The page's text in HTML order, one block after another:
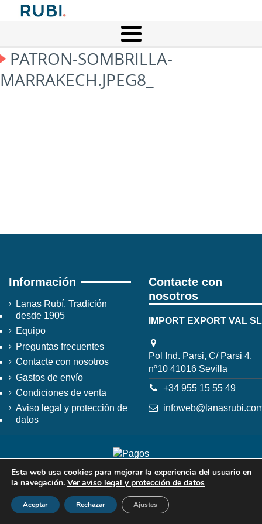
PATRON-SOMBRILLA-
MARRAKECH.JPEG8_
Información
Lanas Rubí. Tradición
desde 1905
Equipo
Preguntas frecuentes
Contacte con nosotros
Gastos de envío
Condiciones de venta
Aviso legal y protección de
datos
Contacte con
nosotros
IMPORT EXPORT VAL SL
Pol Ind. Parsi, C/ Parsi 4,
nº10 41016 Sevilla
+34 955 15 55 49
Esta web usa cookies para mejorar la experiencia del usuario en
la navegación. Ver aviso legal y protección de datos
Aceptar Rechazar Ajustes